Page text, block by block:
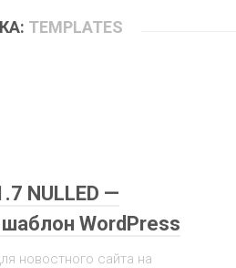
TEMPLATES
NULLED —
WordPress
новостного сайта на